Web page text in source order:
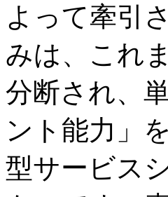
よって牽引
みは、これ
分断され、
ント能力」
型サービス